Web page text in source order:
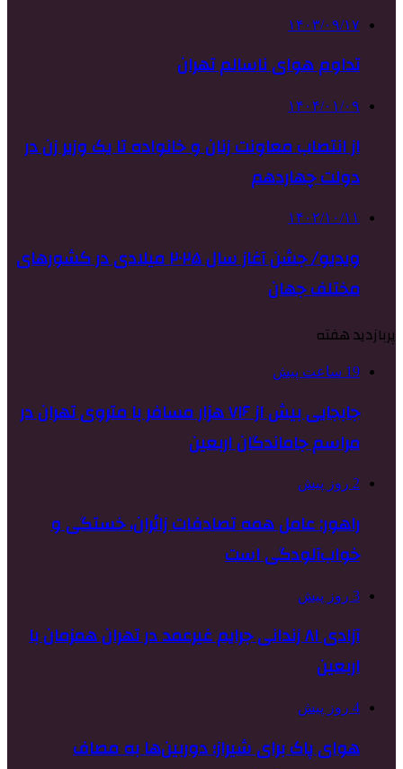
۱۴۰۳/۰۹/۱۷
تداوم هوای ناسالم تهران
۱۴۰۴/۰۱/۰۹
از انتصاب معاونت زنان و خانواده تا یک وزیر زن در
دولت چهاردهم
۱۴۰۲/۱۰/۱۱
ویدیو/ جشن آغاز سال ۲۰۲۵ میلادی در کشورهای
مختلف جهان
پربازدید هفته
19 ساعت پیش
جابجایی بیش از ۷۱۶ هزار مسافر با متروی تهران در
مراسم جاماندگان اربعین
2 روز پیش
راهور: عامل همه تصادفات زائران، خستگی و
خواب‌آلودگی است
3 روز پیش
آزادی ۸۱ زندانی جرایم غیرعمد در تهران همزمان با
اربعین
4 روز پیش
هوای پاک برای شیراز؛ دوربین‌ها به مصاف